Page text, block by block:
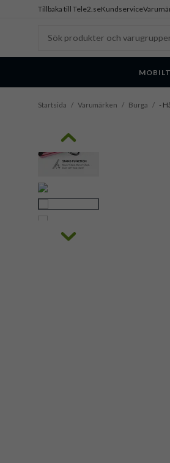
Tillbaka till Tele2.seKundservice
Startsida / Varumärken / Burga / -